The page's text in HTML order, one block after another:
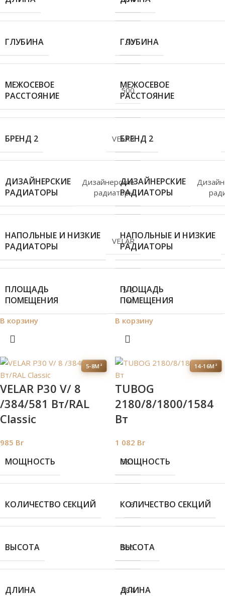
ГЛУБИНА 90
МЕЖОСЕВОЕ
РАССТОЯНИЕ
500
БРЕНД 2 VELAR
ДИЗАЙНЕРСКИЕ
РАДИАТОРЫ
Дизайнерские
радиаторы
НАПОЛЬНЫЕ И НИЗКИЕ
РАДИАТОРЫ
VELAR
ПЛОЩАДЬ
ПОМЕЩЕНИЯ
5-8
м²
В корзину
ГЛУБИНА
МЕЖОСЕВОЕ
РАССТОЯНИЕ
БРЕНД 2
ДИЗАЙНЕРСКИЕ
РАДИАТОРЫ
НАПОЛЬНЫЕ И НИЗКИЕ
РАДИАТОРЫ
ПЛОЩАДЬ
ПОМЕЩЕНИЯ
В корзину
5-8М²
VELAR P30 V/ 8
/384/581 Вт/RAL
Classic
985 Br
МОЩНОСТЬ 581
КОЛИЧЕСТВО СЕКЦИЙ 8
ВЫСОТА 505
ДЛИНА 384
14-16М²
TUBOG
2180/8/1800/1584
Вт
1 082 Br
МОЩНОСТЬ
КОЛИЧЕСТВО СЕКЦИЙ
ВЫСОТА
ДЛИНА